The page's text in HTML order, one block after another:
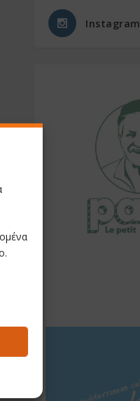
Instagram